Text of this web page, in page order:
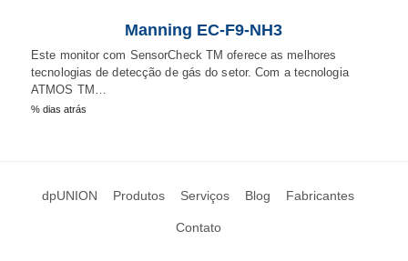
Manning EC-F9-NH3
Este monitor com SensorCheck TM oferece as melhores
tecnologias de detecção de gás do setor. Com a tecnologia
ATMOS TM…
% dias atrás
dpUNION Produtos Serviços Blog Fabricantes
Contato